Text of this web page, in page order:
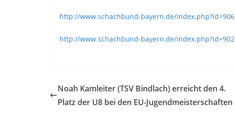
http://www.schachbund-bayern.de/index.php?id=906
http://www.schachbund-bayern.de/index.php?id=902
Noah Kamleiter (TSV Bindlach) erreicht den 4.
Platz der U8 bei den EU-Jugendmeisterschaften